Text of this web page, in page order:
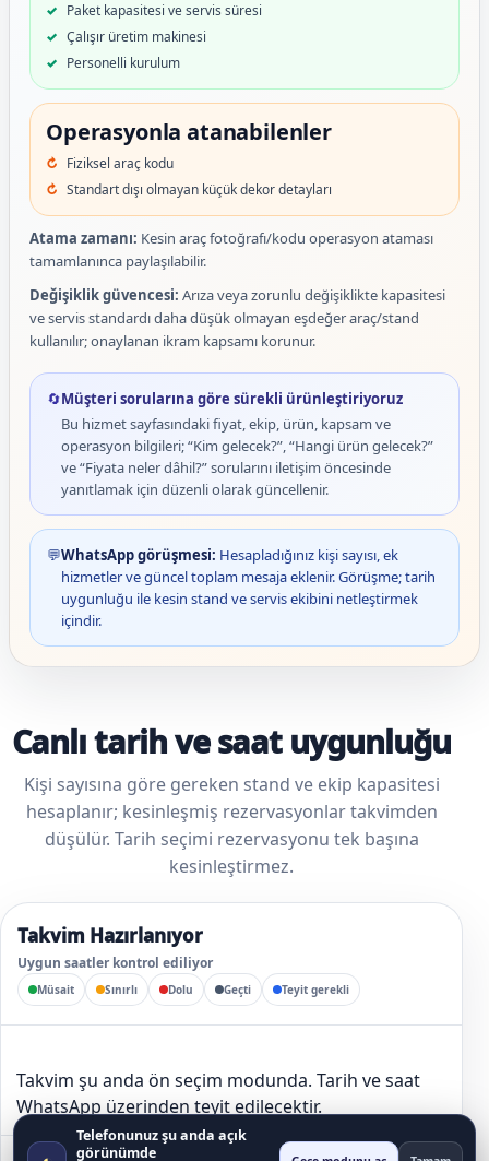
Paket kapasitesi ve servis süresi
Çalışır üretim makinesi
Personelli kurulum
Operasyonla atanabilenler
Fiziksel araç kodu
Standart dışı olmayan küçük dekor detayları
Atama zamanı: Kesin araç fotoğrafı/kodu operasyon ataması
tamamlanınca paylaşılabilir.
Değişiklik güvencesi: Arıza veya zorunlu değişiklikte kapasitesi
ve servis standardı daha düşük olmayan eşdeğer araç/stand
kullanılır; onaylanan ikram kapsamı korunur.
🔄Müşteri sorularına göre sürekli ürünleştiriyoruz
Bu hizmet sayfasındaki fiyat, ekip, ürün, kapsam ve
operasyon bilgileri; “Kim gelecek?”, “Hangi ürün gelecek?”
ve “Fiyata neler dâhil?” sorularını iletişim öncesinde
yanıtlamak için düzenli olarak güncellenir.
💬WhatsApp görüşmesi: Hesapladığınız kişi sayısı, ek
hizmetler ve güncel toplam mesaja eklenir. Görüşme; tarih
uygunluğu ile kesin stand ve servis ekibini netleştirmek
içindir.
Canlı tarih ve saat uygunluğu
Kişi sayısına göre gereken stand ve ekip kapasitesi
hesaplanır; kesinleşmiş rezervasyonlar takvimden
düşülür. Tarih seçimi rezervasyonu tek başına
kesinleştirmez.
Takvim Hazırlanıyor
Uygun saatler kontrol ediliyor
Müsait Sınırlı Dolu Geçti Teyit gerekli
Takvim şu anda ön seçim modunda. Tarih ve saat
WhatsApp üzerinden teyit edilecektir.
Telefonunuz şu anda açık
görünümde